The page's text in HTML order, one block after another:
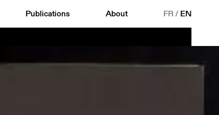
Publications About FR/ EN